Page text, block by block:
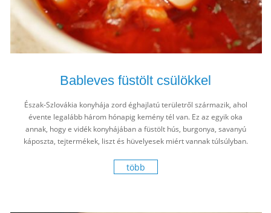
Bableves füstölt csülökkel
Észak-Szlovákia konyhája zord éghajlatú területről származik, ahol
évente legalább három hónapig kemény tél van. Ez az egyik oka
annak, hogy e vidék konyhájában a füstölt hús, burgonya, savanyú
káposzta, tejtermékek, liszt és hüvelyesek miért vannak túlsúlyban.
tartoznak.
több